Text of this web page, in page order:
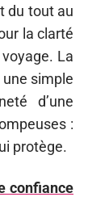
du tout au
la clarté
La
simple
d’une
:
protège.
confiance